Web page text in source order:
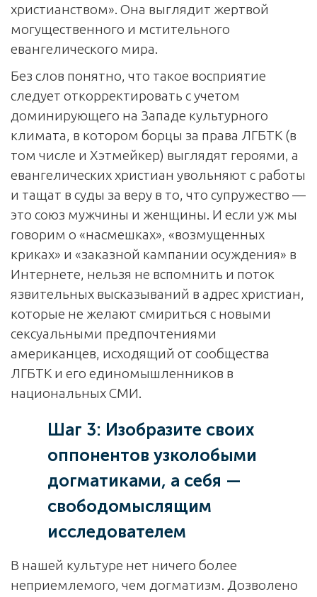
христианством». Она выглядит жертвой
могущественного и мстительного
евангелического мира.
Без слов понятно, что такое восприятие
следует откорректировать с учетом
доминирующего на Западе культурного
климата, в котором борцы за права ЛГБТК (в
том числе и Хэтмейкер) выглядят героями, а
евангелических христиан увольняют с работы
и тащат в суды за веру в то, что супружество —
это союз мужчины и женщины. И если уж мы
говорим о «насмешках», «возмущенных
криках» и «заказной кампании осуждения» в
Интернете, нельзя не вспомнить и поток
язвительных высказываний в адрес христиан,
которые не желают смириться с новыми
сексуальными предпочтениями
американцев, исходящий от сообщества
ЛГБТК и его единомышленников в
национальных СМИ.
Шаг 3: Изобразите своих
оппонентов узколобыми
догматиками, а себя —
свободомыслящим
исследователем
В нашей культуре нет ничего более
неприемлемого, чем догматизм. Дозволено